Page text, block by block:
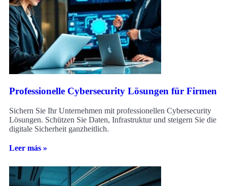
Professionelle Cybersecurity Lösungen für Firmen
Sichern Sie Ihr Unternehmen mit professionellen Cybersecurity
Lösungen. Schützen Sie Daten, Infrastruktur und steigern Sie die
digitale Sicherheit ganzheitlich.
Leer más »